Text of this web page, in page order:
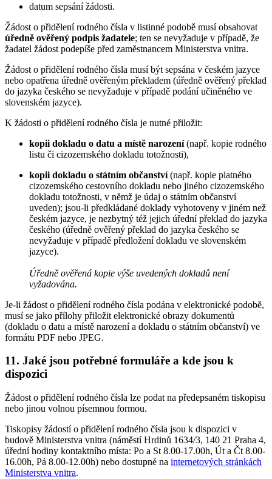
datum sepsání žádosti.
Žádost o přidělení rodného čísla v listinné podobě musí obsahovat
úředně ověřený podpis žadatele; ten se nevyžaduje v případě, že
žadatel žádost podepíše před zaměstnancem Ministerstva vnitra.
Žádost o přidělení rodného čísla musí být sepsána v českém jazyce
nebo opatřena úředně ověřeným překladem (úředně ověřený překlad
do jazyka českého se nevyžaduje v případě podání učiněného ve
slovenském jazyce).
K žádosti o přidělení rodného čísla je nutné přiložit:
kopii dokladu o datu a místě narození(např. kopie rodného
listu či cizozemského dokladu totožnosti),
kopii dokladu o státním občanství(např. kopie platného
cizozemského cestovního dokladu nebo jiného cizozemského
dokladu totožnosti, v němž je údaj o státním občanství
uveden); jsou-li předkládané doklady vyhotoveny v jiném než
českém jazyce, je nezbytný též jejich úřední překlad do jazyka
českého (úředně ověřený překlad do jazyka českého se
nevyžaduje v případě předložení dokladu ve slovenském
jazyce).
Úředně ověřená kopie výše uvedených dokladů není
vyžadována.
Je-li žádost o přidělení rodného čísla podána v elektronické podobě,
musí se jako přílohy přiložit elektronické obrazy dokumentů
(dokladu o datu a místě narození a dokladu o státním občanství) ve
formátu PDF nebo JPEG.
11. Jaké jsou potřebné formuláře a kde jsou k
dispozici
Žádost o přidělení rodného čísla lze podat na předepsaném tiskopisu
nebo jinou volnou písemnou formou.
Tiskopisy žádostí o přidělení rodného čísla jsou k dispozici v
budově Ministerstva vnitra (náměstí Hrdinů 1634/3, 140 21 Praha 4,
úřední hodiny kontaktního místa: Po a St 8.00-17.00h, Út a Čt 8.00-
16.00h, Pá 8.00-12.00h) nebo dostupné na internetových stránkách
Ministerstva vnitra.